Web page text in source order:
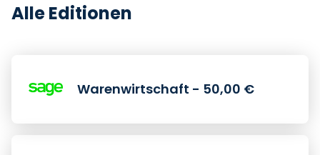
Alle Editionen
Warenwirtschaft - 50,00 €